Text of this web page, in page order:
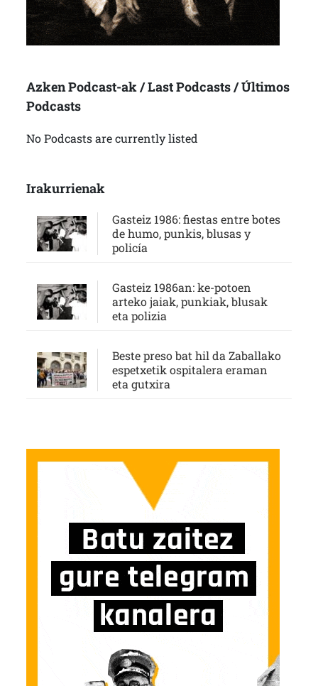
Azken Podcast-ak / Last Podcasts / Últimos
Podcasts
No Podcasts are currently listed
Irakurrienak
Gasteiz 1986: fiestas entre botes
de humo, punkis, blusas y
policía
Gasteiz 1986an: ke-potoen
arteko jaiak, punkiak, blusak
eta polizia
Beste preso bat hil da Zaballako
espetxetik ospitalera eraman
eta gutxira